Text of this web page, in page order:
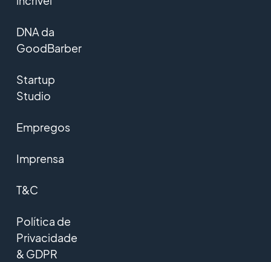
DNA da
GoodBarber
Startup
Studio
Empregos
Imprensa
T&C
Política de
Privacidade
& GDPR